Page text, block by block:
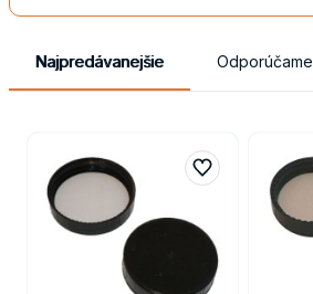
Najpredávanejšie Odporúčame